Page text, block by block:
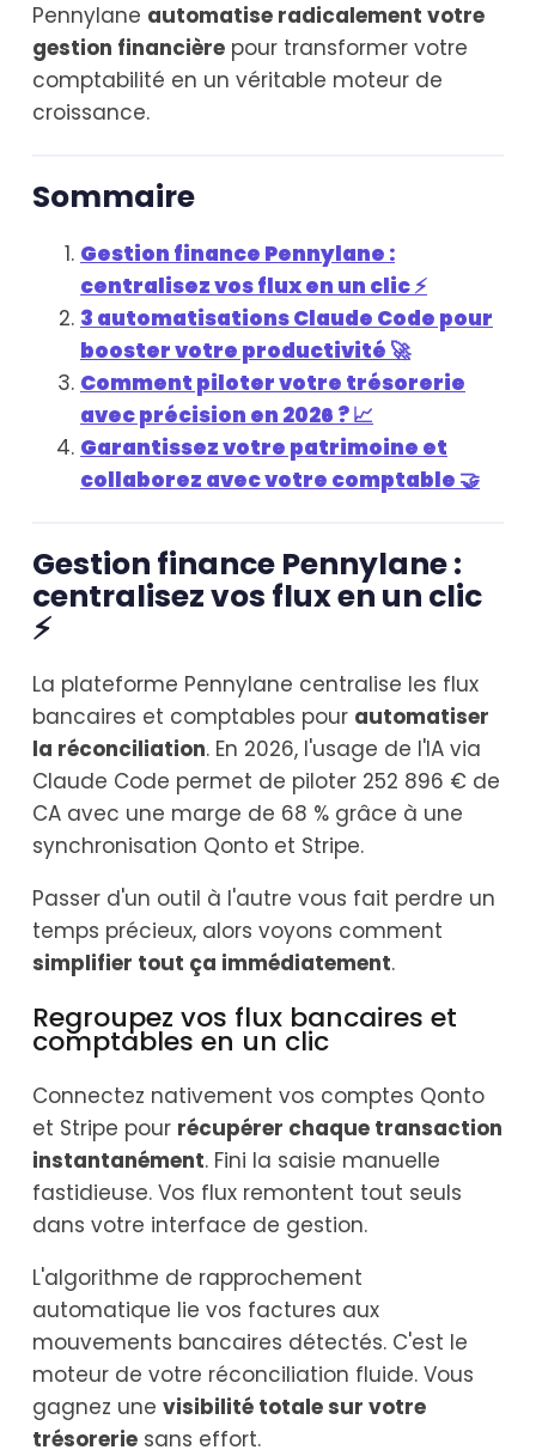
Pennylane automatise radicalement votre
gestion financière pour transformer votre
comptabilité en un véritable moteur de
croissance.
Sommaire
Gestion finance Pennylane :
centralisez vos flux en un clic ⚡
3 automatisations Claude Code pour
booster votre productivité 🚀
Comment piloter votre trésorerie
avec précision en 2026 ? 📈
Garantissez votre patrimoine et
collaborez avec votre comptable 🤝
Gestion finance Pennylane :
centralisez vos flux en un clic
⚡
La plateforme Pennylane centralise les flux
bancaires et comptables pour automatiser
la réconciliation. En 2026, l'usage de l'IA via
Claude Code permet de piloter 252 896 € de
CA avec une marge de 68 % grâce à une
synchronisation Qonto et Stripe.
Passer d'un outil à l'autre vous fait perdre un
temps précieux, alors voyons comment
simplifier tout ça immédiatement.
Regroupez vos flux bancaires et
comptables en un clic
Connectez nativement vos comptes Qonto
et Stripe pour récupérer chaque transaction
instantanément. Fini la saisie manuelle
fastidieuse. Vos flux remontent tout seuls
dans votre interface de gestion.
L'algorithme de rapprochement
automatique lie vos factures aux
mouvements bancaires détectés. C'est le
moteur de votre réconciliation fluide. Vous
gagnez une visibilité totale sur votre
trésorerie sans effort.